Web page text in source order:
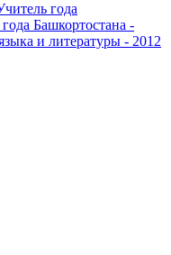
года
Башкортостана -
и литературы - 2012